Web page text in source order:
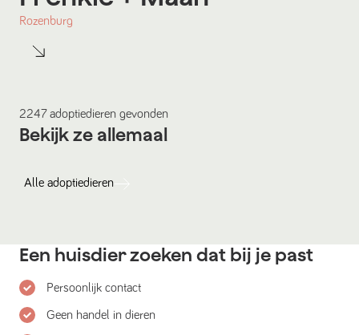
Rozenburg
2247 adoptiedieren gevonden
Bekijk ze allemaal
Alle adoptiedieren
Een huisdier zoeken dat bij je past
Persoonlijk contact
Geen handel in dieren